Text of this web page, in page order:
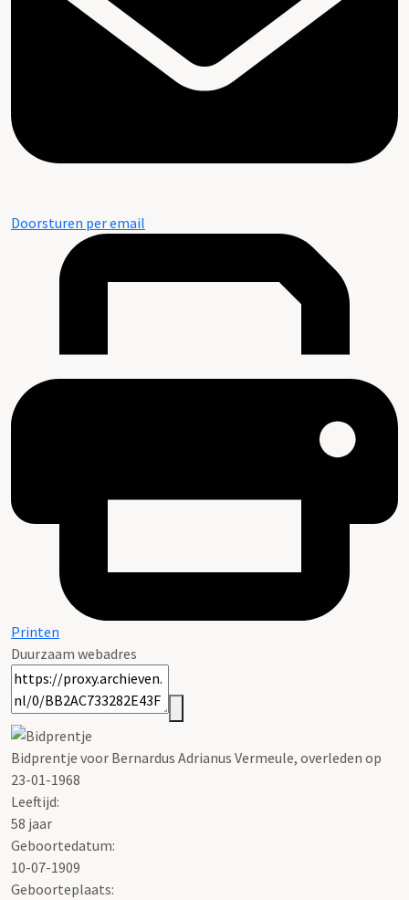
Doorsturen per email
Printen
Duurzaam webadres
Bidprentje voor Bernardus Adrianus Vermeule, overleden op
23-01-1968
Leeftijd:
58 jaar
Geboortedatum:
10-07-1909
Geboorteplaats: